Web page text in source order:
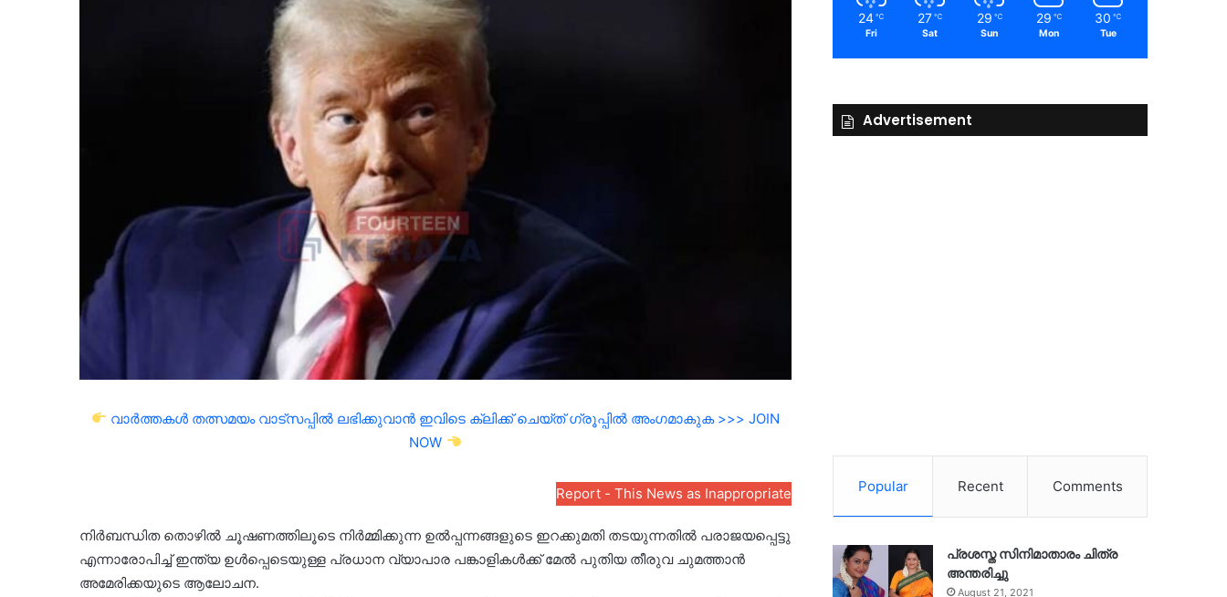
വാർത്തകൾ തത്സമയം വാട്സപ്പിൽ ലഭിക്കുവാൻ ഇവിടെ ക്ലിക്ക് ചെയ്ത് ഗ്രൂപ്പിൽ അംഗമാകുക >>> JOIN
NOW
Report - This News as Inappropriate
നിർബന്ധിത തൊഴിൽ ചൂഷണത്തിലൂടെ നിർമ്മിക്കുന്ന ഉൽപ്പന്നങ്ങളുടെ ഇറക്കുമതി തടയുന്നതിൽ പരാജയപ്പെട്ടു
എന്നാരോപിച്ച് ഇന്ത്യ ഉൾപ്പെടെയുള്ള പ്രധാന വ്യാപാര പങ്കാളികൾക്ക് മേൽ പുതിയ തീരുവ ചുമത്താൻ
അമേരിക്കയുടെ ആലോചന.
24 ℃
Fri
27 ℃
Sat
29 ℃
Sun
29 ℃
Mon
30 ℃
Tue
Advertisement
Popular Recent Comments
പ്രശസ്ത സിനിമാതാരം ചിത്ര
അന്തരിച്ചു
August 21, 2021